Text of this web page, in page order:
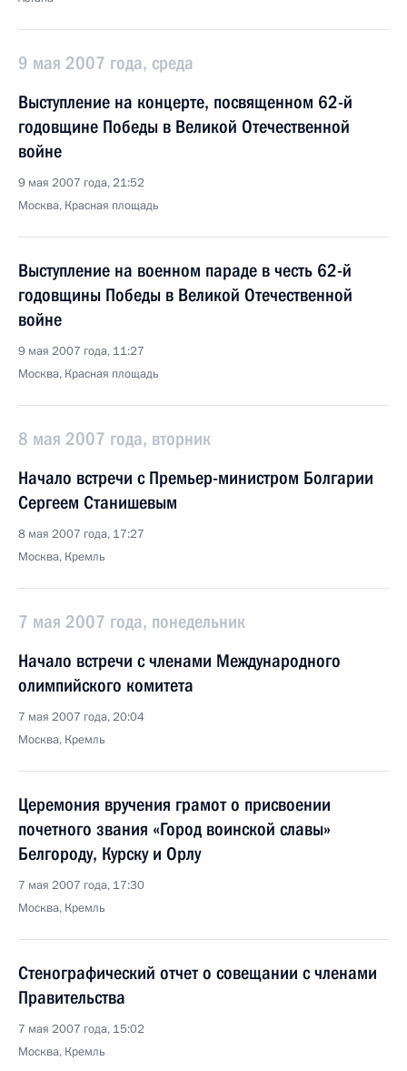
9 мая 2007 года, среда
Выступление на концерте, посвященном 62-й
годовщине Победы в Великой Отечественной
войне
9 мая 2007 года, 21:52
Москва, Красная площадь
Выступление на военном параде в честь 62-й
годовщины Победы в Великой Отечественной
войне
9 мая 2007 года, 11:27
Москва, Красная площадь
8 мая 2007 года, вторник
Начало встречи с Премьер-министром Болгарии
Сергеем Станишевым
8 мая 2007 года, 17:27
Москва, Кремль
7 мая 2007 года, понедельник
Начало встречи с членами Международного
олимпийского комитета
7 мая 2007 года, 20:04
Москва, Кремль
Церемония вручения грамот о присвоении
почетного звания «Город воинской славы»
Белгороду, Курску и Орлу
7 мая 2007 года, 17:30
Москва, Кремль
Стенографический отчет о совещании с членами
Правительства
7 мая 2007 года, 15:02
Москва, Кремль